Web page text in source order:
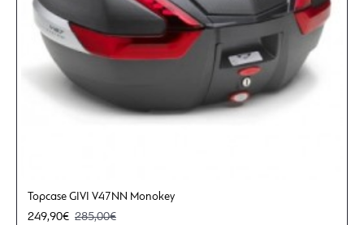
Topcase GIVI V47NN Monokey
249,90€ 285,00€